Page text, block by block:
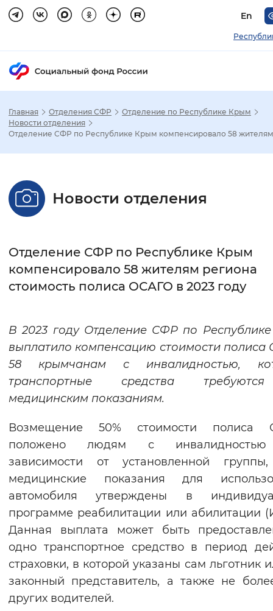
En
Настройка режима отображения
Стандартный Увеличенный
Без засечек
Цвет сайта
Инверсивный
Синий фон
Изображения
Включены Выключены
Воспроизвести Остановить
Вернуть стандартные настройки
Главная Отделения СФР
Отделение по Республике Крым
Новости отделения
Отделение СФР по Республике Крым компенсировало 58 жителям
Новости отделения
Отделение СФР по Республике Крым
компенсировало 58 жителям региона
стоимость полиса ОСАГО в 2023 году
В 2023 году Отделение СФР по
выплатило компенсацию стоимости полиса
58 крымчанам с инвалидностью,
транспортные средства
медицинским показаниям.
Возмещение 50% стоимости полиса
положено людям с
зависимости от установленной
медицинские показания для
автомобиля утверждены в
программе реабилитации или абилитации
Данная выплата может быть
одно транспортное средство в период
страховки, в которой указаны сам льготник
законный представитель, а также не
других водителей.